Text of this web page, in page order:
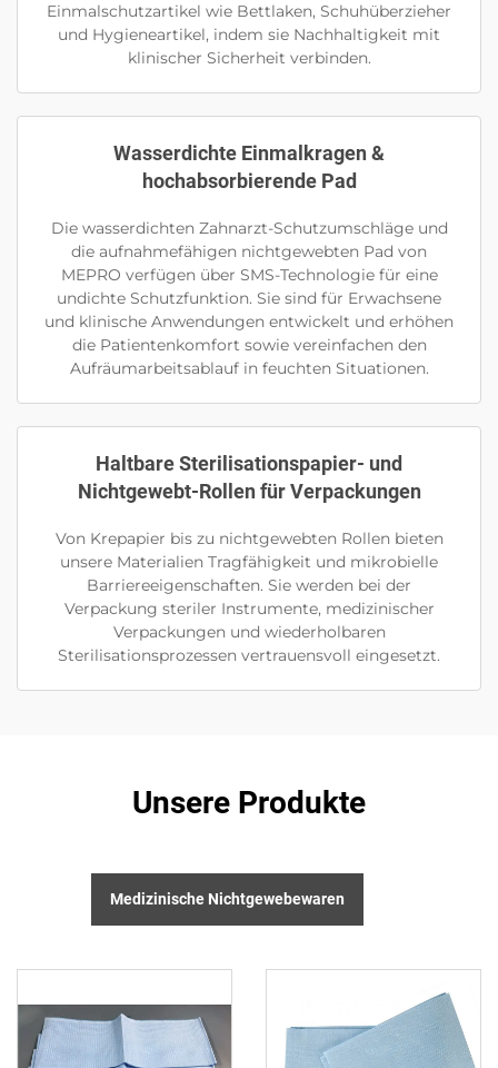
Einmalschutzartikel wie Bettlaken, Schuhüberzieher
und Hygieneartikel, indem sie Nachhaltigkeit mit
klinischer Sicherheit verbinden.
Wasserdichte Einmalkragen &
hochabsorbierende Pad
Die wasserdichten Zahnarzt-Schutzumschläge und
die aufnahmefähigen nichtgewebten Pad von
MEPRO verfügen über SMS-Technologie für eine
undichte Schutzfunktion. Sie sind für Erwachsene
und klinische Anwendungen entwickelt und erhöhen
die Patientenkomfort sowie vereinfachen den
Aufräumarbeitsablauf in feuchten Situationen.
Haltbare Sterilisationspapier- und
Nichtgewebt-Rollen für Verpackungen
Von Krepapier bis zu nichtgewebten Rollen bieten
unsere Materialien Tragfähigkeit und mikrobielle
Barriereeigenschaften. Sie werden bei der
Verpackung steriler Instrumente, medizinischer
Verpackungen und wiederholbaren
Sterilisationsprozessen vertrauensvoll eingesetzt.
Unsere Produkte
Medizinische Nichtgewebewaren